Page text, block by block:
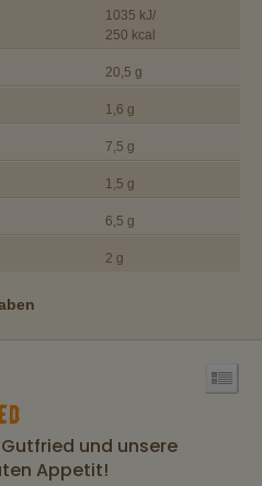
1035 kJ/
250 kcal
20,5 g
1,6 g
7,5 g
1,5 g
6,5 g
2 g
und unsere
Appetit!